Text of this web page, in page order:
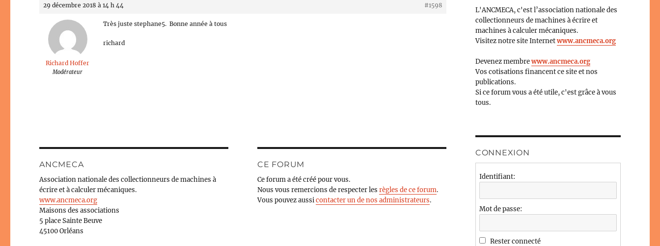
29 décembre 2018 à 14 h 44 #1598
Richard Hoffer
Modérateur
Très juste stephane5. Bonne année à tous
richard
ANCMECA
Association nationale des collectionneurs de machines à
écrire et à calculer mécaniques.
www.ancmeca.org
Maisons des associations
5 place Sainte Beuve
45100 Orléans
CE FORUM
Ce forum a été créé pour vous.
Nous vous remercions de respecter lesrègles de ce forum.
Vous pouvez aussicontacter un de nos administrateurs.
L'ANCMECA, c'est l’association nationale des
collectionneurs de machines à écrire et
machines à calculer mécaniques.
Visitez notre site Internetwww.ancmeca.org
Devenez membrewww.ancmeca.org
Vos cotisations financent ce site et nos
publications.
Si ce forum vous a été utile, c'est grâce à vous
tous.
CONNEXION
Identifiant:
Mot de passe:
Rester connecté